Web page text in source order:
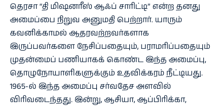
தெரசா “தி மிஷனரீஸ் ஆஃப் சாரிட்டி” என்ற தனது
அமைப்பை நிறுவ அனுமதி பெற்றார். யாரும்
கவனிக்காமல் ஆதரவற்றவர்களாக
இருப்பவர்களை நேசிப்பதையும், பராமரிப்பதையும்
முதன்மைப் பணியாகக் கொண்ட இந்த அமைப்பு,
தொழுநோயாளிகளுக்கும் உதவிக்கரம் நீட்டியது.
1965-ல் இந்த அமைப்பு சர்வதேச அளவில்
விரிவடைந்தது. இன்று, ஆசியா, ஆப்பிரிக்கா,